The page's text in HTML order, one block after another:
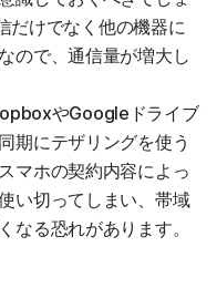
だけでなく他の機器に
ので、通信量が増大し
やGoogleドライブ
期にテザリングを使う
マホの契約内容によっ
い切ってしまい、帯域
なる恐れがあります。